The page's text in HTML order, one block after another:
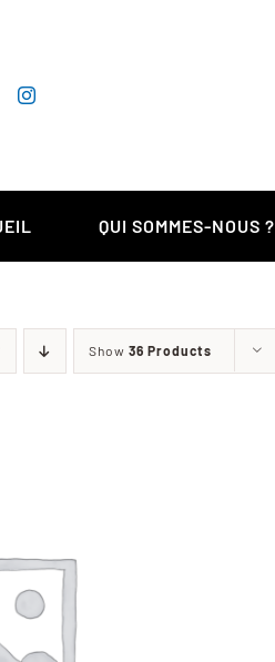
QUI SOMMES-NOUS ?
Show 36 Products